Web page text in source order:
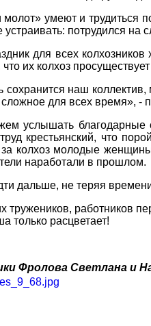
умеют и трудиться
потрудился на
для всех
их колхоз
сохранится наш
для всех время», -
услышать благодарные
крестьянский, что
колхоз молодые
наработали в прошлом.
дальше, не теряя
тружеников, работников
только расцветает!
Фролова Светлана и